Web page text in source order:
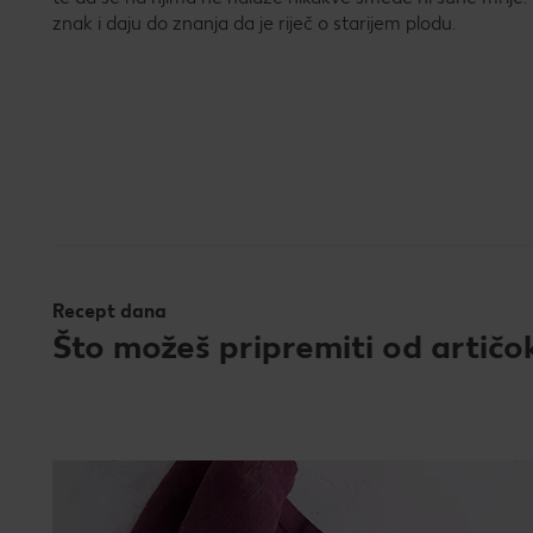
znak i daju do znanja da je riječ o starijem plodu.
Recept dana
Što možeš pripremiti od